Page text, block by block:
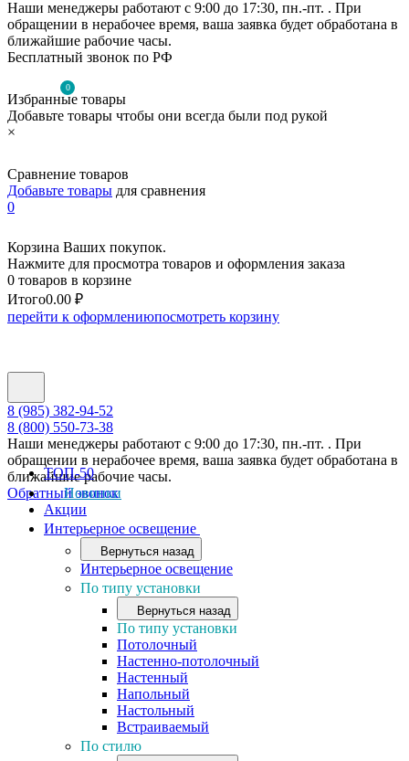
Наши менеджеры работают с 9:00 до 17:30, пн.-пт. . При
обращении в нерабочее время, ваша заявка будет обработана в
ближайшие рабочие часы.
Бесплатный звонок по РФ
0
Избранные товары
Добавьте товары чтобы они всегда были под рукой
×
Сравнение товаров
Добавьте товары для сравнения
0
Корзина Ваших покупок.
Нажмите для просмотра товаров и оформления заказа
0 товаров в корзине
Итого0.00 ₽
перейти к оформлениюпосмотреть корзину
8 (985) 382-94-52
8 (800) 550-73-38
Наши менеджеры работают с 9:00 до 17:30, пн.-пт. . При
обращении в нерабочее время, ваша заявка будет обработана в
ближайшие рабочие часы.
Обратный звонок
ТОП-50
Новинки
Акции
Интерьерное освещение
Вернуться назад
Интерьерное освещение
По типу установки
Вернуться назад
По типу установки
Потолочный
Настенно-потолочный
Настенный
Напольный
Настольный
Встраиваемый
По стилю